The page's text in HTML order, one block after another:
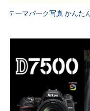
テーマパーク写真 かんた